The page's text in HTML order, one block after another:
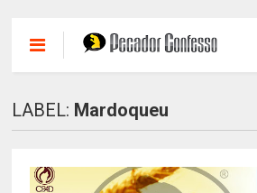
LABEL: Mardoqueu